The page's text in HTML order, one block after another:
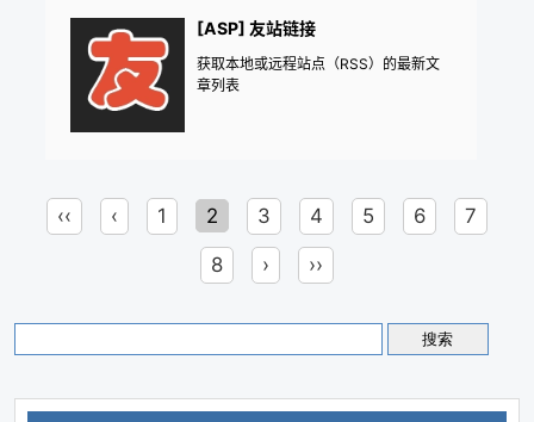
[ASP] 友站链接
获取本地或远程站点（RSS）的最新文
章列表
‹‹ ‹ 1 2 3 4 5 6 7
8 › ››